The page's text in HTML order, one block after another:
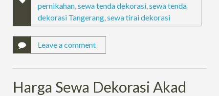
pernikahan,sewa tenda dekorasi,sewa tenda
dekorasi Tangerang,sewa tirai dekorasi
Leave a comment
Harga Sewa Dekorasi Akad